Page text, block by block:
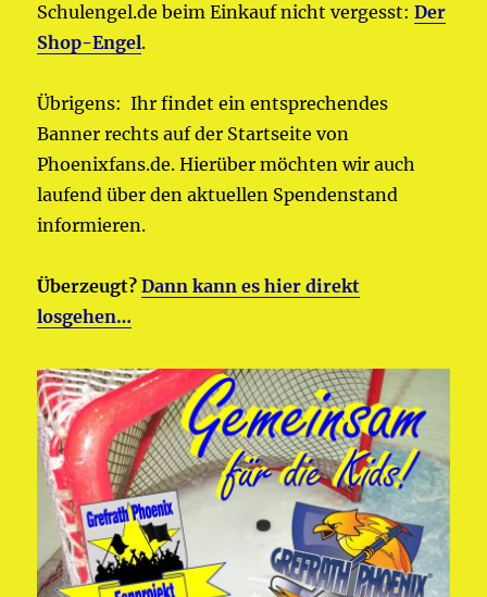
Schulengel.de beim Einkauf nicht vergesst:Der
Shop-Engel.
Übrigens: Ihr findet ein entsprechendes
Banner rechts auf der Startseite von
Phoenixfans.de. Hierüber möchten wir auch
laufend über den aktuellen Spendenstand
informieren.
Überzeugt?Dann kann es hier direkt
losgehen…